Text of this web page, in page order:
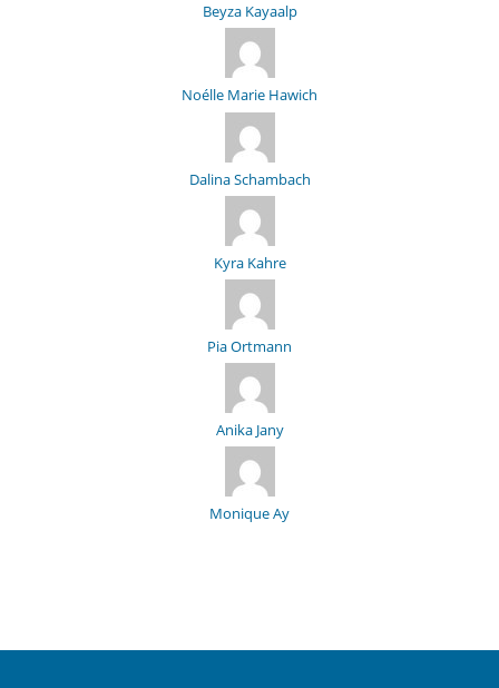
Beyza Kayaalp
Noélle Marie Hawich
Dalina Schambach
Kyra Kahre
Pia Ortmann
Anika Jany
Monique Ay